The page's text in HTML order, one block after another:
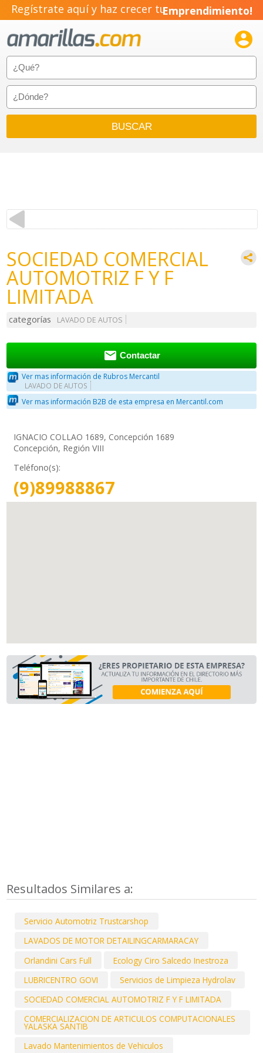
Regístrate aquí y haz crecer tuEmprendimiento!

SOCIEDAD COMERCIAL
AUTOMOTRIZ F Y F
LIMITADA
categorías LAVADO DE AUTOS
 Contactar
Ver mas información de Rubros Mercantil
LAVADO DE AUTOS
Ver mas información B2B de esta empresa en Mercantil.com
IGNACIO COLLAO 1689, Concepción 1689
Concepción, Región VIII
Teléfono(s):
(9)89988867
Resultados Similares a:
Servicio Automotriz Trustcarshop
LAVADOS DE MOTOR DETAILINGCARMARACAY
Orlandini Cars Full
Ecology Ciro Salcedo Inestroza
LUBRICENTRO GOVI
Servicios de Limpieza Hydrolav
SOCIEDAD COMERCIAL AUTOMOTRIZ F Y F LIMITADA
COMERCIALIZACION DE ARTICULOS COMPUTACIONALES
YALASKA SANTIB
Lavado Mantenimientos de Vehiculos